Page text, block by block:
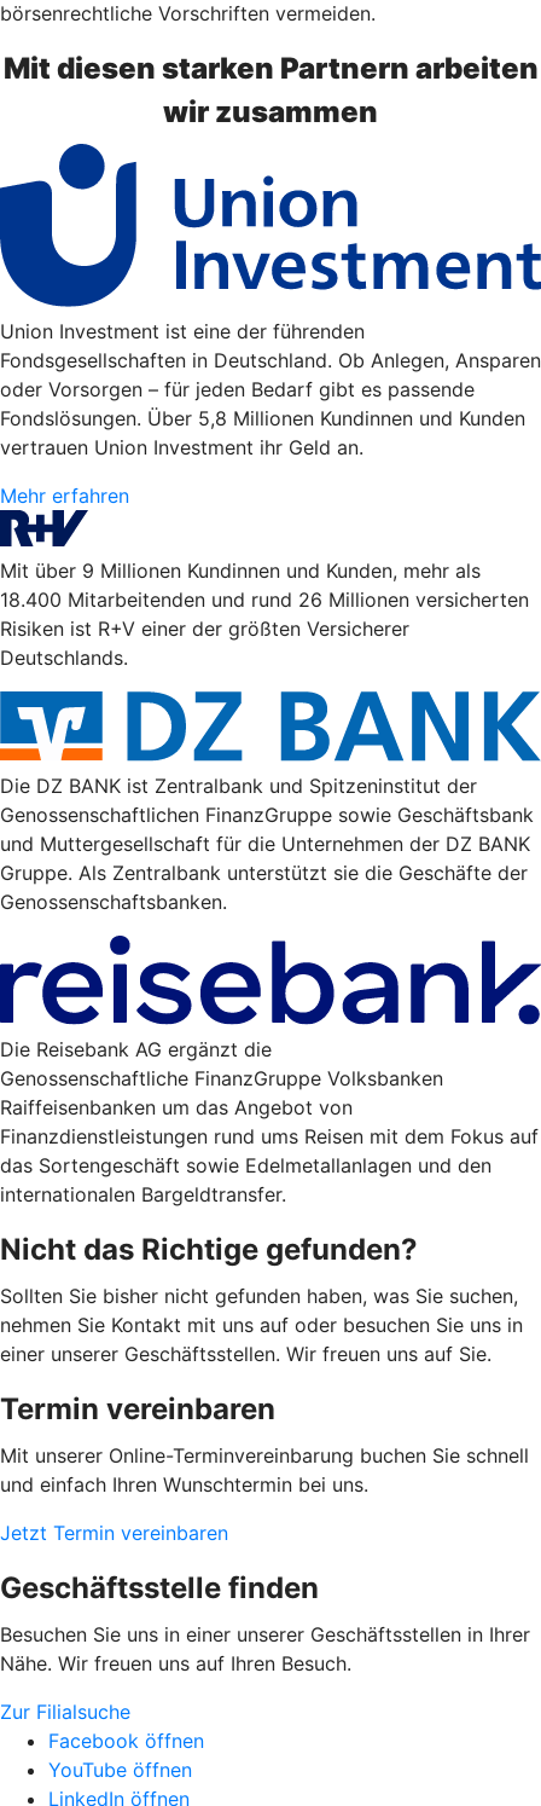
börsenrechtliche Vorschriften vermeiden.
Mit diesen starken Partnern arbeiten
wir zusammen
Union Investment ist eine der führenden
Fondsgesellschaften in Deutschland. Ob Anlegen, Ansparen
oder Vorsorgen – für jeden Bedarf gibt es passende
Fondslösungen. Über 5,8 Millionen Kundinnen und Kunden
vertrauen Union Investment ihr Geld an.
Mehr erfahren
Mit über 9 Millionen Kundinnen und Kunden, mehr als
18.400 Mitarbeitenden und rund 26 Millionen versicherten
Risiken ist R+V einer der größten Versicherer
Deutschlands.
Die DZ BANK ist Zentralbank und Spitzeninstitut der
Genossenschaftlichen FinanzGruppe sowie Geschäftsbank
und Muttergesellschaft für die Unternehmen der DZ BANK
Gruppe. Als Zentralbank unterstützt sie die Geschäfte der
Genossenschaftsbanken.
Die Reisebank AG ergänzt die
Genossenschaftliche FinanzGruppe Volksbanken
Raiffeisenbanken um das Angebot von
Finanzdienstleistungen rund ums Reisen mit dem Fokus auf
das Sortengeschäft sowie Edelmetallanlagen und den
internationalen Bargeldtransfer.
Nicht das Richtige gefunden?
Sollten Sie bisher nicht gefunden haben, was Sie suchen,
nehmen Sie Kontakt mit uns auf oder besuchen Sie uns in
einer unserer Geschäftsstellen. Wir freuen uns auf Sie.
Termin vereinbaren
Mit unserer Online-Terminvereinbarung buchen Sie schnell
und einfach Ihren Wunschtermin bei uns.
Jetzt Termin vereinbaren
Geschäftsstelle finden
Besuchen Sie uns in einer unserer Geschäftsstellen in Ihrer
Nähe. Wir freuen uns auf Ihren Besuch.
Zur Filialsuche
Facebook öffnen
YouTube öffnen
LinkedIn öffnen